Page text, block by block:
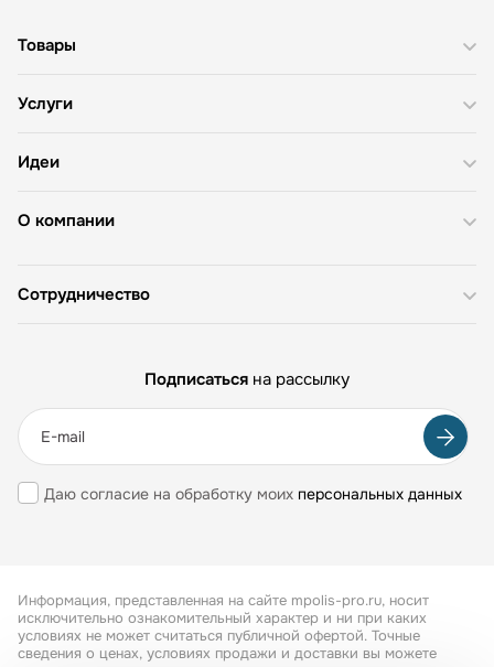
О компании
Товары
Услуги
Идеи
Сотрудничество
Подписаться на рассылку
Даю согласие на обработку моих персональных данных
Информация, представленная на сайте mpolis-pro.ru, носит
исключительно ознакомительный характер и ни при каких
условиях не может считаться публичной офертой. Точные
сведения о ценах, условиях продажи и доставки вы можете